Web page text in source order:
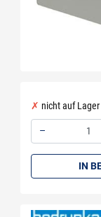
nicht auf
–
IN